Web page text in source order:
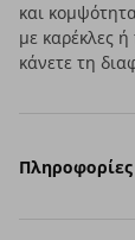
και
με καρέκλες
κάνετε τη